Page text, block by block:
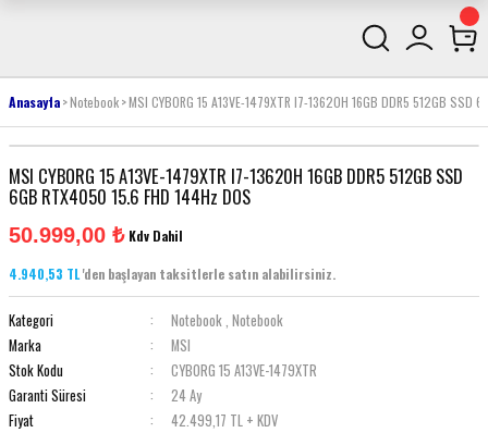
Anasayfa Notebook MSI CYBORG 15 A13VE-1479XTR I7-13620H 16GB DDR5 512GB SSD
MSI CYBORG 15 A13VE-1479XTR I7-13620H 16GB DDR5 512GB SSD
6GB RTX4050 15.6 FHD 144Hz DOS
50.999,00 ₺ Kdv Dahil
4.940,53 TL'den başlayan taksitlerle satın alabilirsiniz.
Kategori Notebook, Notebook
Marka
MSI
Stok Kodu
CYBORG 15 A13VE-1479XTR
Garanti Süresi
24 Ay
Fiyat
42.499,17 TL + KDV